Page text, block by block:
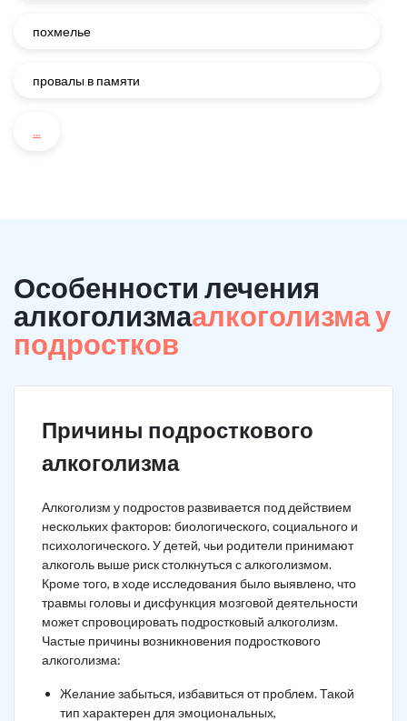
похмелье
провалы в памяти
...
Особенности лечения
алкоголизмаалкоголизма у
подростков
Причины подросткового
алкоголизма
Алкоголизм у подростов развивается под действием
нескольких факторов: биологического, социального и
психологического. У детей, чьи родители принимают
алкоголь выше риск столкнуться с алкоголизмом.
Кроме того, в ходе исследования было выявлено, что
травмы головы и дисфункция мозговой деятельности
может спровоцировать подростковый алкоголизм.
Частые причины возникновения подросткового
алкоголизма:
Желание забыться, избавиться от проблем. Такой
тип характерен для эмоциональных,